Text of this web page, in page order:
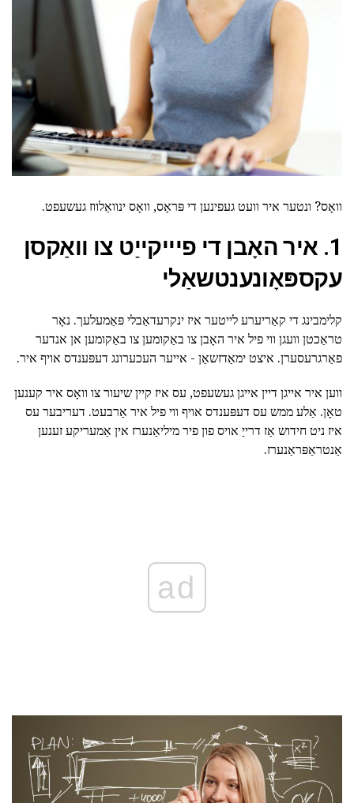
וואָס? ונטער איר וועט געפינען די פּראָס, וואָס ינוואַלווז געשעפט.
1. איר האָבן די פיייקייַט צו וואַקסן
עקספּאָונענטשאַלי
קלימבינג די קאַריערע לייטער איז ינקרעדאַבלי פּאַמעלעך. נאָר
טראַכטן וועגן ווי פיל איר האָבן צו באַקומען צו באַקומען אן אנדער
פאַרגרעסערן. איצט ימאַדזשאַן - אייער העכערונג דעפּענדס אויף איר.
ווען איר אייגן דיין אייגן געשעפט, עס איז קיין שיעור צו וואָס איר קענען
טאָן. אַלע ממש עס דעפּענדס אויף ווי פיל איר אַרבעט. דעריבער עס
איז ניט חידוש אַז דרייַ אויס פון פיר מיליאַנערז אין אַמעריקע זענען
אַנטראַפּראַנערז.
ad